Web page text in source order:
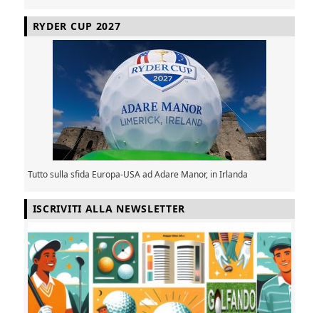
RYDER CUP 2027
Tutto sulla sfida Europa-USA ad Adare Manor, in Irlanda
ISCRIVITI ALLA NEWSLETTER